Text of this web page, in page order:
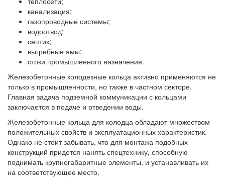
канализация;
газопроводные системы;
водоотвод;
септик;
выгребные ямы;
стоки промышленного назначения.
Железобетонные колодезные кольца активно применяются не
только в промышленности, но также в частном секторе.
Главная задача подземной коммуникации с кольцами
заключается в подаче и отведении воды.
Железобетонные кольца для колодца обладают множеством
положительных свойств и эксплуатационных характеристик.
Однако не стоит забывать, что для монтажа подобных
конструкций придется нанять спецтехнику, способную
поднимать крупногабаритные элементы, и устанавливать их
на соответствующее место.